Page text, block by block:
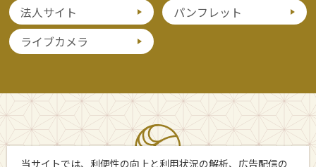
法人サイト
パンフレット
ライブカメラ
当サイトでは、利便性の向上と利用状況の解析、広告配信の